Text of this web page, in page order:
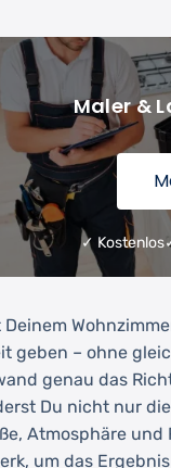
Maler &
✓ Kostenlos
geben – ohne
genau das
Du nicht nur
Atmosphäre und
um das